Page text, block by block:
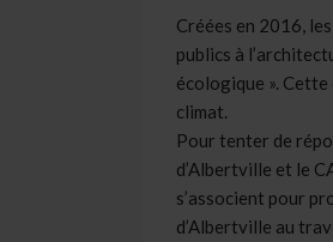
Créées en 2016,
publics à
écologique ».
climat.
Pour tenter de
d’Albertville et le
s’associent pour
d’Albertville au